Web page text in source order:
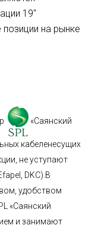
19"
на рынке
«Саянский
кабеленесущих
не уступают
DKC).В
удобством
«Саянский
и занимают